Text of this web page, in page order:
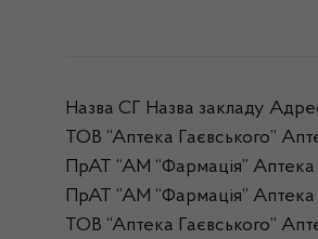
Назва СГ Назва закладу
ТОВ “Аптека Гаєвського”
ПрАТ “АМ “Фармація”
ПрАТ “АМ “Фармація” Аптека
ТОВ “Аптека Гаєвського”